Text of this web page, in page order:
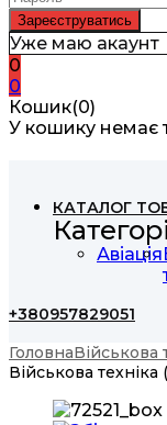
Уже маю акаунт
0
0
Кошик(0)
У кошику немає
КАТАЛОГ
Авіація
+380957829051
ГоловнаВійськова
Військова техніка